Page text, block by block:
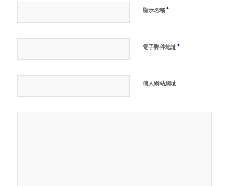
顯示名稱*
電子郵件地址*
個人網站網址